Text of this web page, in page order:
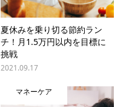
夏休みを乗り切る節約ラン
チ！月1.5万円以内を目標に
挑戦
2021.09.17
マネーケア